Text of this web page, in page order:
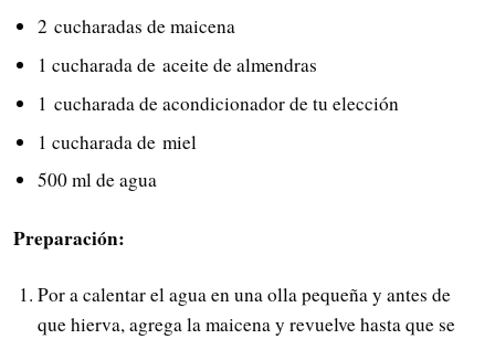
2 cucharadas de maicena
1 cucharada de aceite de almendras
1 cucharada de acondicionador de tu elección
1 cucharada de miel
500 ml de agua
Preparación:
Por a calentar el agua en una olla pequeña y antes de
que hierva, agrega la maicena y revuelve hasta que se